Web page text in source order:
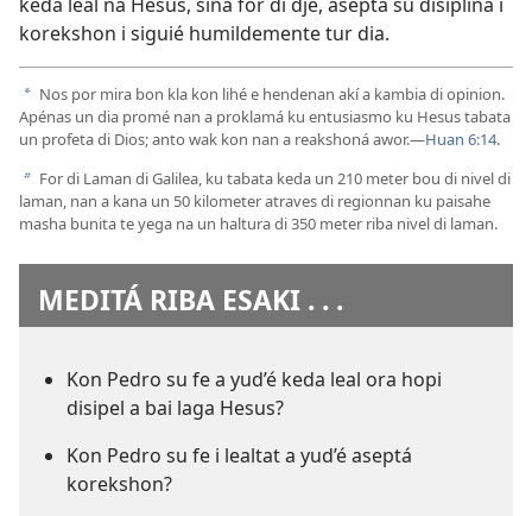
korekshon i siguié humildemente tur dia.
a Nos por mira bon kla kon lihé e hendenan akí a kambia di opinion.
Apénas un dia promé nan a proklamá ku entusiasmo ku Hesus tabata
un profeta di Dios; anto wak kon nan a reakshoná awor.​—Huan 6:14.
b For di Laman di Galilea, ku tabata keda un 210 meter bou di nivel di
laman, nan a kana un 50 kilometer atraves di regionnan ku paisahe
masha bunita te yega na un haltura di 350 meter riba nivel di laman.
MEDITÁ RIBA ESAKI . . .
Kon Pedro su fe a yud’é keda leal ora hopi
disipel a bai laga Hesus?
Kon Pedro su fe i lealtat a yud’é aseptá
korekshon?